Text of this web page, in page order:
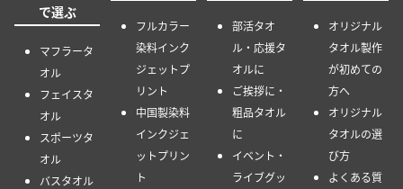
で選ぶ
マフラータ
オル
フェイスタ
オル
スポーツタ
オル
バスタオル
フルカラー
染料インク
ジェットプ
リント
中国製染料
インクジェ
ットプリン
ト
部活タオ
ル・応援タ
オルに
ご挨拶に・
粗品タオル
に
イベント・
ライブグッ
オリジナル
タオル製作
が初めての
方へ
オリジナル
タオルの選
び方
よくある質